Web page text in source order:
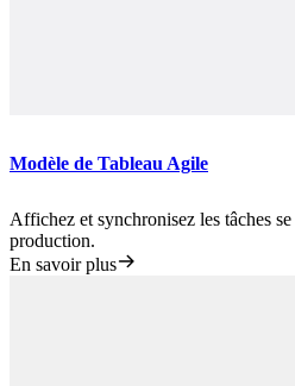
Modèle de Tableau Agile
Affichez et synchronisez les tâches
production.
En savoir plus